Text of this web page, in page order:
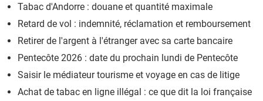
Tabac d'Andorre : douane et quantité maximale
Retard de vol : indemnité, réclamation et remboursement
Retirer de l'argent à l'étranger avec sa carte bancaire
Pentecôte 2026 : date du prochain lundi de Pentecôte
Saisir le médiateur tourisme et voyage en cas de litige
Achat de tabac en ligne illégal : ce que dit la loi française